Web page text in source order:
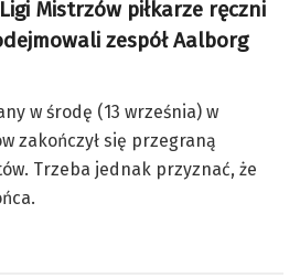
Mistrzów piłkarze ręczni
zespół Aalborg
w środę (13 września) w
zakończył się przegraną
Trzeba jednak przyznać, że